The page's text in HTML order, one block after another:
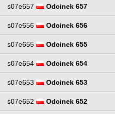
s07e657 Odcinek 657
s07e656 Odcinek 656
s07e655 Odcinek 655
s07e654 Odcinek 654
s07e653 Odcinek 653
s07e652 Odcinek 652